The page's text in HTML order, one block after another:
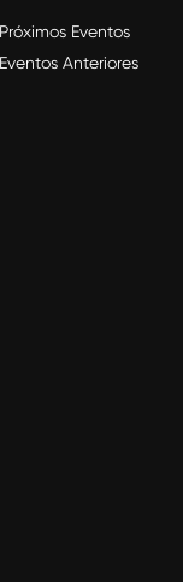
Próximos Eventos
Eventos Anteriores